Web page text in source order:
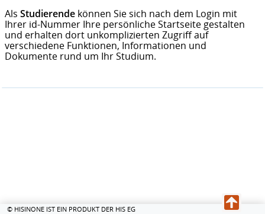
Als Studierende können Sie sich nach dem Login mit
Ihrer id-Nummer Ihre persönliche Startseite gestalten
und erhalten dort unkomplizierten Zugriff auf
verschiedene Funktionen, Informationen und
Dokumente rund um Ihr Studium.
© HISINONE IST EIN PRODUKT DER HIS EG